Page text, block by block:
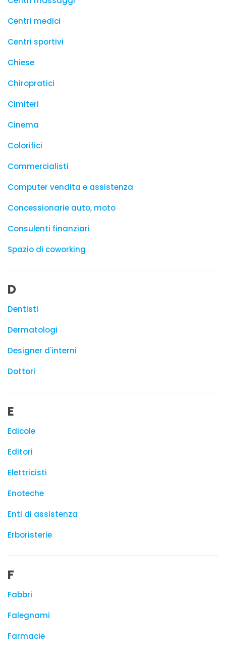
Centri medici
Centri sportivi
Chiese
Chiropratici
Cimiteri
Cinema
Colorifici
Commercialisti
Computer vendita e assistenza
Concessionarie auto, moto
Consulenti finanziari
Spazio di coworking
D
Dentisti
Dermatologi
Designer d'interni
Dottori
E
Edicole
Editori
Elettricisti
Enoteche
Enti di assistenza
Erboristerie
F
Fabbri
Falegnami
Farmacie